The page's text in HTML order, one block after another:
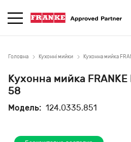
Головна Кухонні мийки Кухонна мийка
Кухонна мийка
58
Модель: 124.0335.851